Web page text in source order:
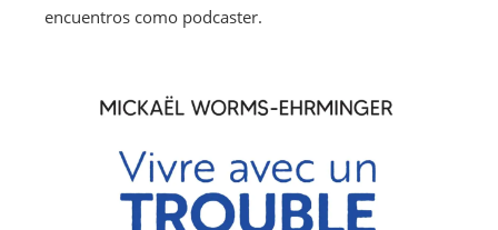
encuentros como podcaster.